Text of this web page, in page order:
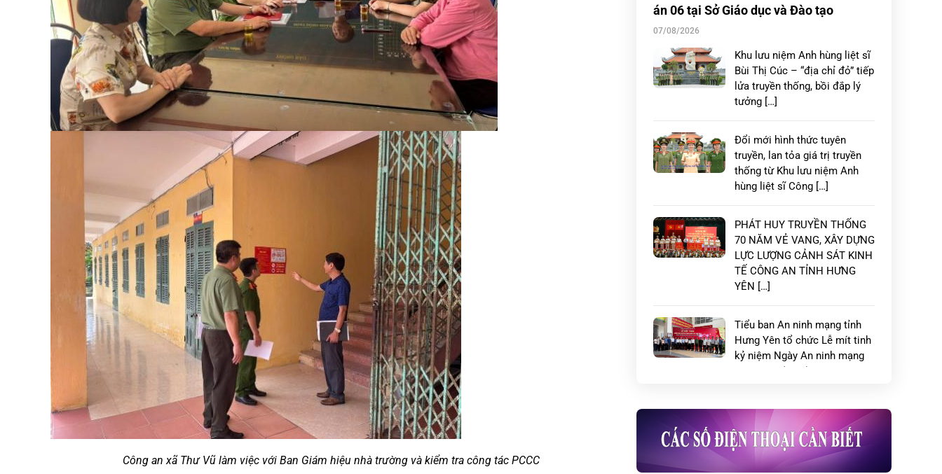
Công an xãThư Vũ làm việc với Ban Giám hiệu nhà trường và kiểm tra công tác PCCC
án 06 tại Sở Giáo dục và Đào tạo
07/08/2026
Khu lưu niệm Anh hùng liệt sĩ
Bùi Thị Cúc – “địa chỉ đỏ” tiếp
lửa truyền thống, bồi đắp lý
tưởng […]
Đổi mới hình thức tuyên
truyền, lan tỏa giá trị truyền
thống từ Khu lưu niệm Anh
hùng liệt sĩ Công […]
PHÁT HUY TRUYỀN THỐNG
70 NĂM VẺ VANG, XÂY DỰNG
LỰC LƯỢNG CẢNH SÁT KINH
TẾ CÔNG AN TỈNH HƯNG
YÊN […]
Tiểu ban An ninh mạng tỉnh
Hưng Yên tổ chức Lễ mít tinh
kỷ niệm Ngày An ninh mạng
Việt Nam (06/8)